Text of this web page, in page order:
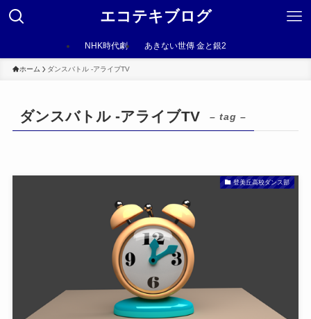
エコテキブログ
NHK時代劇 あきない世傳 金と銀2
ホーム ダンスバトル -アライブTV
ダンスバトル -アライブTV – tag –
登美丘高校ダンス部